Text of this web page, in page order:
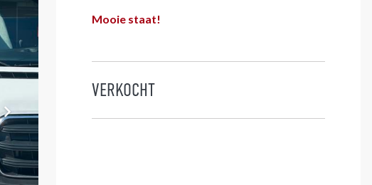
Mooie staat!
VERKOCHT